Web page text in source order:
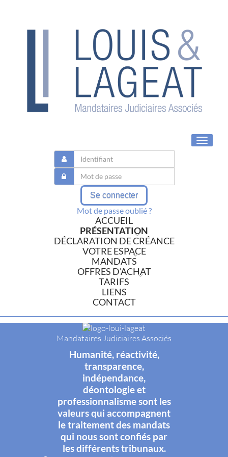
Toggle
Se connecter
Mot de passe oublié ?
ACCUEIL
PRÉSENTATION
DÉCLARATION DE CRÉANCE
VOTRE ESPACE
MANDATS
OFFRES D'ACHAT
TARIFS
LIENS
CONTACT
Mandataires Judiciaires Associés
Humanité, réactivité,
transparence,
indépendance,
déontologie et
professionnalisme sont les
valeurs qui accompagnent
le traitement des mandats
qui nous sont confiés par
les différents tribunaux.